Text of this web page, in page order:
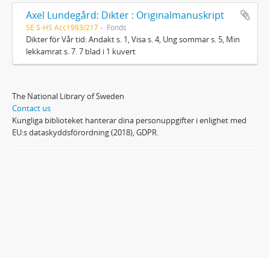
Axel Lundegård: Dikter : Originalmanuskript
SE S-HS Acc1993/217 Fonds
Dikter för Vår tid: Andakt s. 1, Visa s. 4, Ung sommar s. 5, Min
lekkamrat s. 7. 7 blad i 1 kuvert
The National Library of Sweden
Contact us
Kungliga biblioteket hanterar dina personuppgifter i enlighet med
EU:s dataskyddsförordning (2018), GDPR.